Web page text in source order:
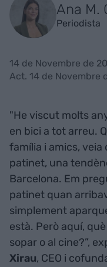
Ana M.
Periodista
14 de Novembre de
Act. 14 de Novembre
"He viscut molts
en bici a tot arreu.
família i amics,
patinet, una
Barcelona. Em
patinet quan
simplement
està. Però aquí,
sopar o al cine?”,
Xirau, CEO i